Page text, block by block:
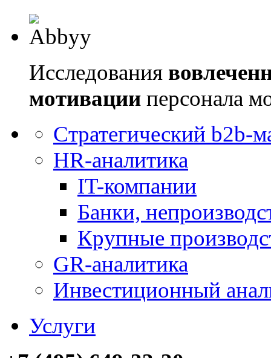
Исследования
мотивации персонала
Стратегический b2b-
HR-аналитика
IT-компании
Банки,
Крупные
GR-аналитика
Инвестиционный
Услуги